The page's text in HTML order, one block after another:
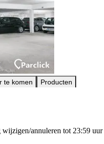
te komen Producten
annuleren tot 23:59